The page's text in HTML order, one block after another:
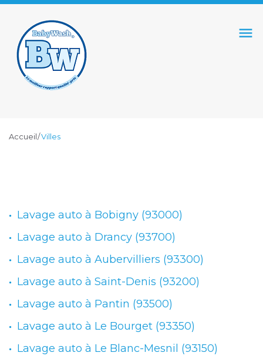
S
menu
Accueil/Villes
I
L
L
E
S
Lavage auto à Bobigny (93000)
Lavage auto à Drancy (93700)
Lavage auto à Aubervilliers (93300)
Lavage auto à Saint-Denis (93200)
Lavage auto à Pantin (93500)
Lavage auto à Le Bourget (93350)
Lavage auto à Le Blanc-Mesnil (93150)